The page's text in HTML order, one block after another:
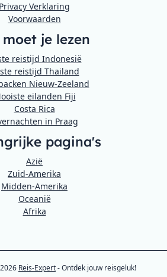
Privacy Verklaring
Voorwaarden
je lezen
reistijd Indonesië
reistijd Thailand
Nieuw-Zeeland
eilanden Fiji
Costa Rica
in Praag
pagina's
Azië
Zuid-Amerika
Midden-Amerika
Oceanië
Afrika
Reis-Expert- Ontdek jouw reisgeluk!